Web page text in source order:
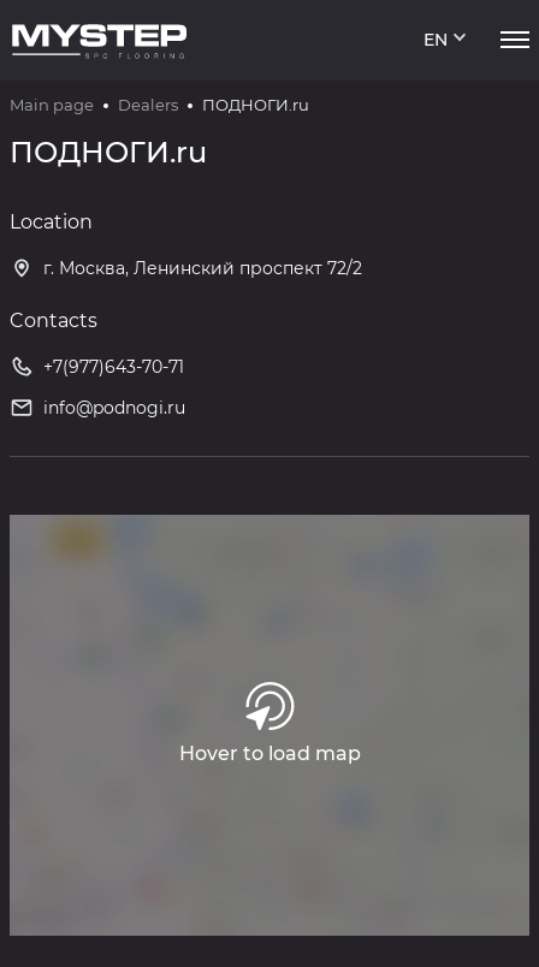
EN
Main page Dealers ПОДНОГИ.ru
ПОДНОГИ.ru
Location
г. Москва, Ленинский проспект 72/2
Contacts
+7(977)643-70-71
info@podnogi.ru
Hover to load map